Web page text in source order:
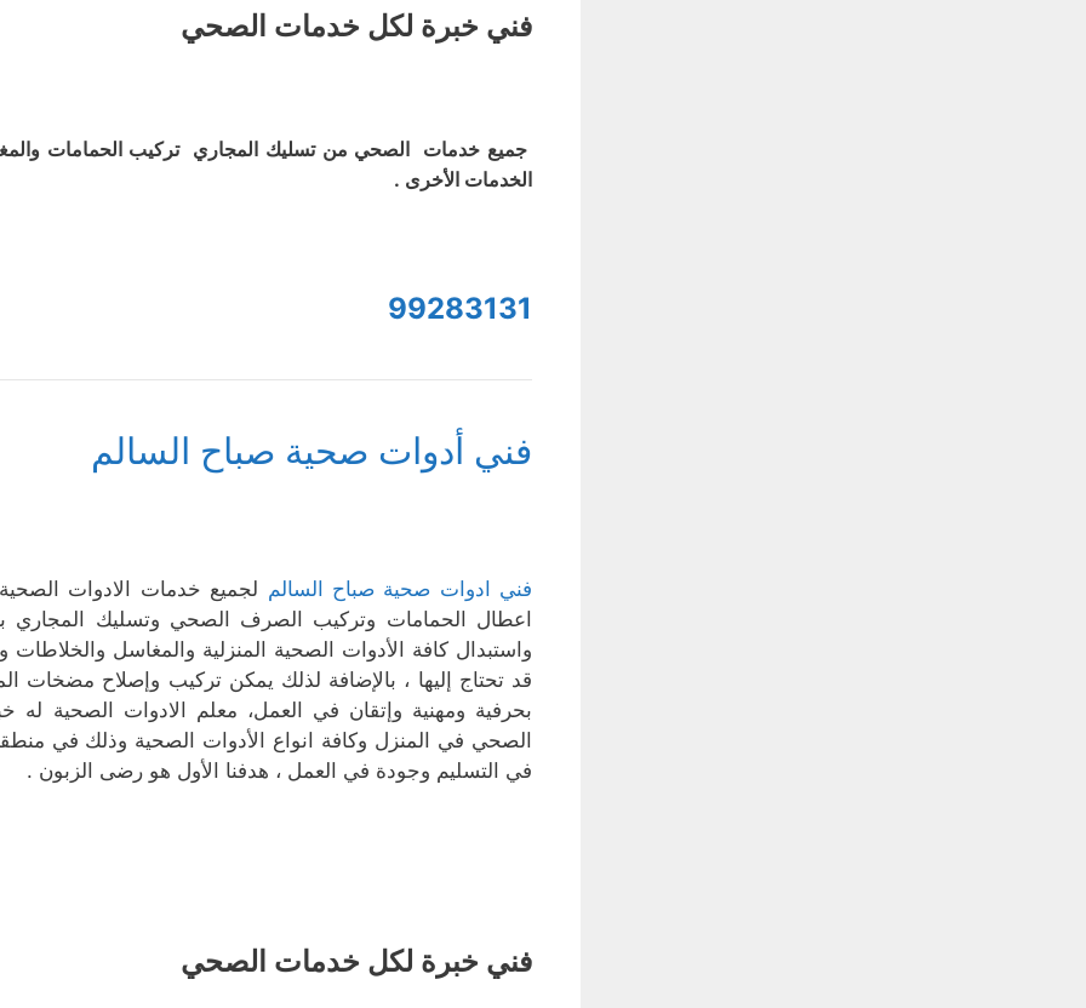
فني خبرة لكل خدمات الصحي
جميع خدمات الصحي من تسليك المجاري تركيب الحمامات
الخدمات الأخرى .
99283131
فني أدوات صحية صباح السالم
فني ادوات صحية صباح السالم لجميع خدمات الادوات
اعطال الحمامات وتركيب الصرف الصحي وتسليك المجاري
واستبدال كافة الأدوات الصحية المنزلية والمغاسل
قد تحتاج إليها ، بالإضافة لذلك يمكن تركيب وإصلاح مضخات
بحرفية ومهنية وإتقان في العمل، معلم الادوات الصحية
الصحي في المنزل وكافة انواع الأدوات الصحية وذلك في
في التسليم وجودة في العمل ، هدفنا الأول هو رضى الزبون .
فني خبرة لكل خدمات الصحي